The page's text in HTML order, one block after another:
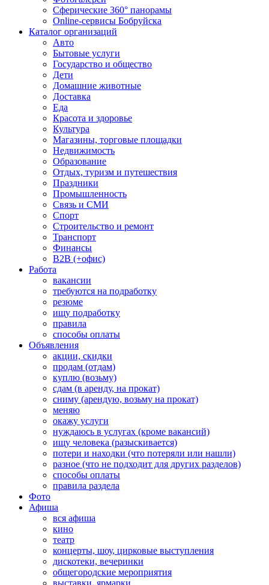
Сферические 360° панорамы
Online-сервисы Бобруйска
Каталог организаций
Авто
Бытовые услуги
Государство и общество
Дети
Домашние животные
Доставка
Еда
Красота и здоровье
Культура
Магазины, торговые площадки
Недвижимость
Образование
Отдых, туризм и путешествия
Праздники
Промышленность
Связь и СМИ
Спорт
Строительство и ремонт
Транспорт
Финансы
B2B (+офис)
Работа
вакансии
требуются на подработку
резюме
ищу подработку
правила
способы оплаты
Объявления
акции, скидки
продам (отдам)
куплю (возьму)
сдам (в аренду, на прокат)
сниму (арендую, возьму на прокат)
меняю
окажу услуги
нуждаюсь в услугах (кроме вакансий)
ищу человека (разыскивается)
потери и находки (что потеряли или нашли)
разное (что не подходит для других разделов)
способы оплаты
правила раздела
Фото
Афиша
вся афиша
кино
театр
концерты, шоу, цирковые выступления
дискотеки, вечеринки
общегородские мероприятия
выставки, ярмарки